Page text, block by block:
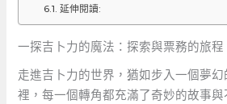
延伸閱讀:
一探吉卜力的魔法：探索與票務的旅程
走進吉卜力的世界，猶如步入一個夢
裡，每一個轉角都充滿了奇妙的故事